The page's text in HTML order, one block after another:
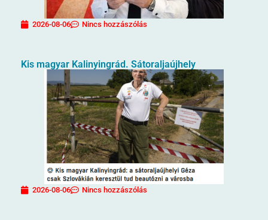
2026-08-06 Nincs hozzászólás
Kis magyar Kalinyingrád. Sátoraljaújhely
2026-08-06 Nincs hozzászólás